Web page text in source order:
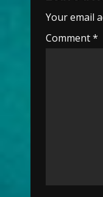
Your email
Comment*